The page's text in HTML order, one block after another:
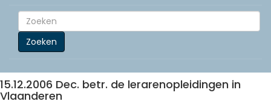
Zoeken
15.12.2006 Dec. betr. de lerarenopleidingen in
Vlaanderen